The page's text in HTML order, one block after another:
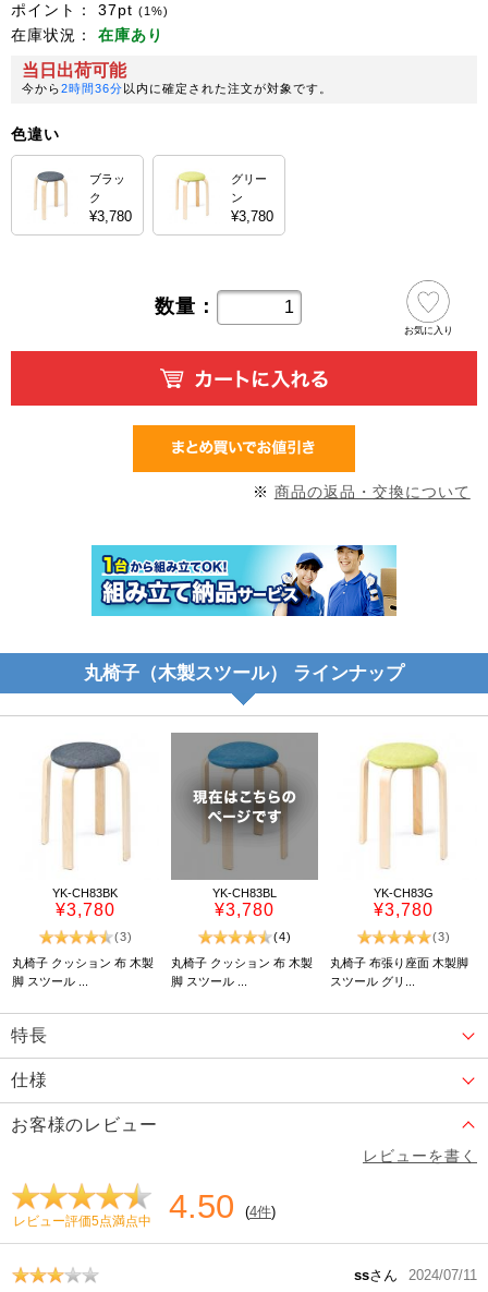
ポイント： 37pt (1%)
在庫状況： 在庫あり
当日出荷可能
今から2時間36分以内に確定された注文が対象です。
色違い
ブラッ
ク
¥3,780
グリー
ン
¥3,780
数量：
お気に入り
※ 商品の返品・交換について
丸椅子（木製スツール） ラインナップ
YK-CH83BK
¥3,780
(3)
丸椅子 クッション 布 木製
脚 スツール ...
YK-CH83BL
¥3,780
(4)
丸椅子 クッション 布 木製
脚 スツール ...
YK-CH83G
¥3,780
(3)
丸椅子 布張り座面 木製脚
スツール グリ...
特長
仕様
お客様のレビュー
レビューを書く
レビュー評価5点満点中 4.50 (4件)
ssさん 2024/07/11